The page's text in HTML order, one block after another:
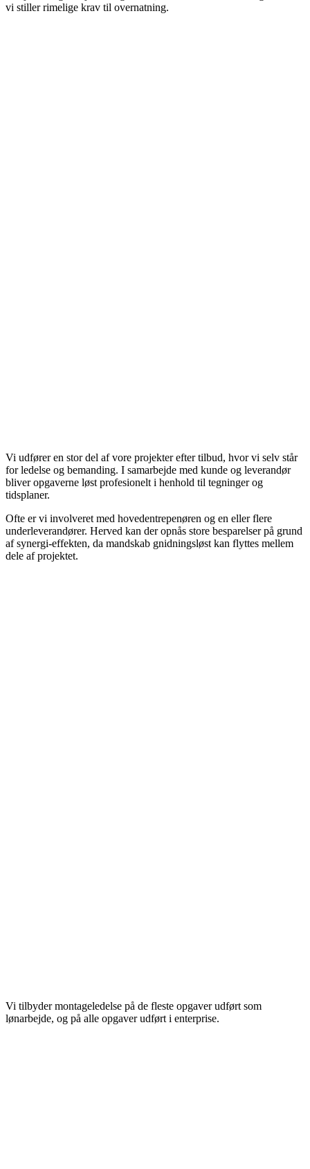
vi stiller rimelige krav til overnatning.
Vi udfører en stor del af vore projekter efter tilbud, hvor vi selv står
for ledelse og bemanding. I samarbejde med kunde og leverandør
bliver opgaverne løst profesionelt i henhold til tegninger og
tidsplaner.
Ofte er vi involveret med hovedentrepenøren og en eller flere
underleverandører. Herved kan der opnås store besparelser på grund
af synergi-effekten, da mandskab gnidningsløst kan flyttes mellem
dele af projektet.
Vi tilbyder montageledelse på de fleste opgaver udført som
lønarbejde, og på alle opgaver udført i enterprise.